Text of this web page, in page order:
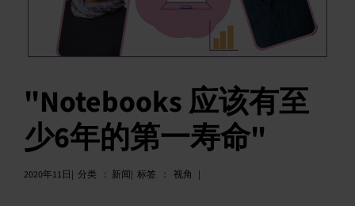
通讯
常见问题
我的账户
中文 (简体)
"Notebooks 应该有至
少6年的第一寿命"
2020年11日| 分类 ： 新闻| 标签 ： 视角 |